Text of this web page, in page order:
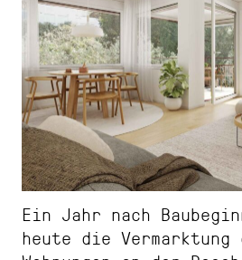
Ein Jahr nach
heute die